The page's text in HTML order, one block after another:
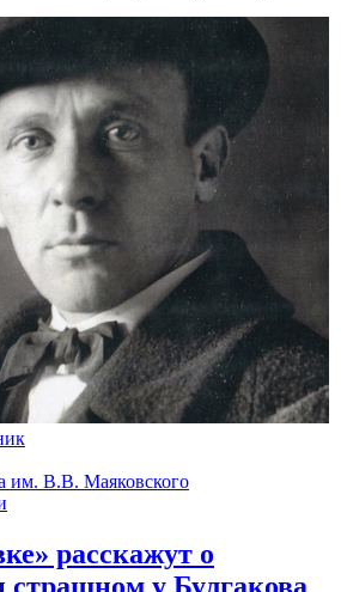
им. В.В. Маяковского
расскажут о